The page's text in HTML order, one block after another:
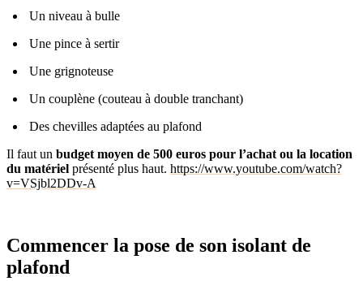
Un niveau à bulle
Une pince à sertir
Une grignoteuse
Un couplène (couteau à double tranchant)
Des chevilles adaptées au plafond
Il faut un budget moyen de 500 euros pour l’achat ou la location
du matériel présenté plus haut. https://www.youtube.com/watch?
v=VSjbl2DDv-A
Commencer la pose de son isolant de
plafond